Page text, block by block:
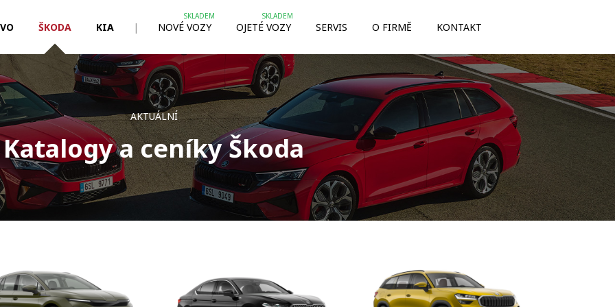
ŠKODA KIA | NOVÉ VOZY OJETÉ VOZY SERVIS O FIRMĚ KONTAKT
AKTUÁLNÍ
Katalogy a ceníky Škoda